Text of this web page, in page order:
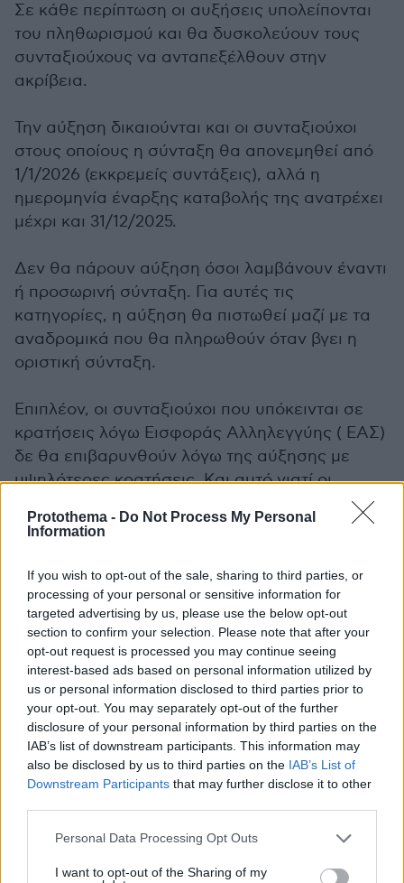
Protothema - Do Not Process My Personal
Information
If you wish to opt-out of the sale, sharing to third parties, or
processing of your personal or sensitive information for
targeted advertising by us, please use the below opt-out
section to confirm your selection. Please note that after your
opt-out request is processed you may continue seeing
interest-based ads based on personal information utilized by
us or personal information disclosed to third parties prior to
your opt-out. You may separately opt-out of the further
disclosure of your personal information by third parties on the
IAB’s list of downstream participants. This information may
also be disclosed by us to third parties on the IAB’s List of
Downstream Participants that may further disclose it to other
Please note that this website/app uses one or more Google
not limited to your visit or usage behaviour. You may click to
Personal Data Processing Opt Outs
I want to opt-out of the Sharing of my
Σε κάθε περίπτωση οι αυξήσεις υπολείπονται
του πληθωρισμού και θα δυσκολεύουν τους
συνταξιούχους να ανταπεξέλθουν στην
ακρίβεια.
Την αύξηση δικαιούνται και οι συνταξιούχοι
στους οποίους η σύνταξη θα απονεμηθεί από
1/1/2026 (εκκρεμείς συντάξεις), αλλά η
ημερομηνία έναρξης καταβολής της ανατρέχει
μέχρι και 31/12/2025.
Δεν θα πάρουν αύξηση όσοι λαμβάνουν έναντι
ή προσωρινή σύνταξη. Για αυτές τις
κατηγορίες, η αύξηση θα πιστωθεί μαζί με τα
αναδρομικά που θα πληρωθούν όταν βγει η
οριστική σύνταξη.
Επιπλέον, οι συνταξιούχοι που υπόκεινται σε
κρατήσεις λόγω Εισφοράς Αλληλεγγύης ( ΕΑΣ)
δε θα επιβαρυνθούν λόγω της αύξησης με
υψηλότερες κρατήσεις. Και αυτό γιατί οι
κράτηση θα αυξηθούν κατά το ίδιο ποσοστό με
της ΕΑΣ το όριο της σύνταξης που θα
απαλλαγεί από την κράτηση το 2026 θα ανέβει
στα 1468.41 ευρώ από 1434 σήμερα.
Τριπλά κερδισμένοι θα είναι οι συνταξιούχοι
που εκτός από την ετήσια αύξηση , έλαβαν την
ενίσχυση των 250 ευρώ ενώ παράλληλα
ωφελούνται από τις φορελαφρύνσεις.
Ετσι για παράδειγμα, συνταξιούχος με 14.000
ευρώ φορολογητέο εισόδημα και μηνιαίο
καθαρό εισόδημα 1080 ευρώ θα λάβει 263
πληθωρισμού, 250 ευρώ από την ενίσχυση του